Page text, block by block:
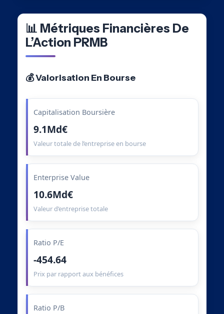
📊 Métriques Financières De
L’Action PRMB
💰 Valorisation En Bourse
Capitalisation Boursière
9.1Md€
Valeur totale de l’entreprise en bourse
Enterprise Value
10.6Md€
Valeur d’entreprise totale
Ratio P/E
-454.64
Prix par rapport aux bénéfices
Ratio P/B